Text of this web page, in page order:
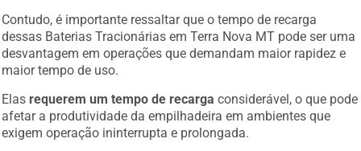
Contudo, é importante ressaltar que o tempo de recarga
dessas Baterias Tracionárias em Terra Nova MT pode ser uma
desvantagem em operações que demandam maior rapidez e
maior tempo de uso.
Elas requerem um tempo de recarga considerável, o que pode
afetar a produtividade da empilhadeira em ambientes que
exigem operação ininterrupta e prolongada.